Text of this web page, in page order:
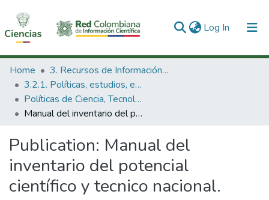
Log In (current)
Communities & Collections
All of DSpace
Statistics
Home
3. Recursos de Información Científica y Tecnológica
3.2.1. Políticas, estudios, evaluaciones e indicadores de CTeI
Políticas de Ciencia, Tecnología e Innovación
Manual del inventario del potencial científico y tecnico nacional.
Publication: Manual del
inventario del potencial
científico y tecnico nacional.